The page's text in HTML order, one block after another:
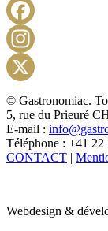
© Gastronomiac.
5, rue du Prieuré
E-mail :
Téléphone : +41
CONTACT |
Webdesign &